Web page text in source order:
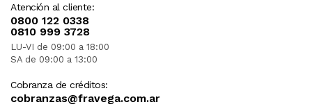
Atención al cliente:
0800 122 0338
0810 999 3728
LU-VI de 09:00 a 18:00
SA de 09:00 a 13:00
Cobranza de créditos:
cobranzas@fravega.com.ar